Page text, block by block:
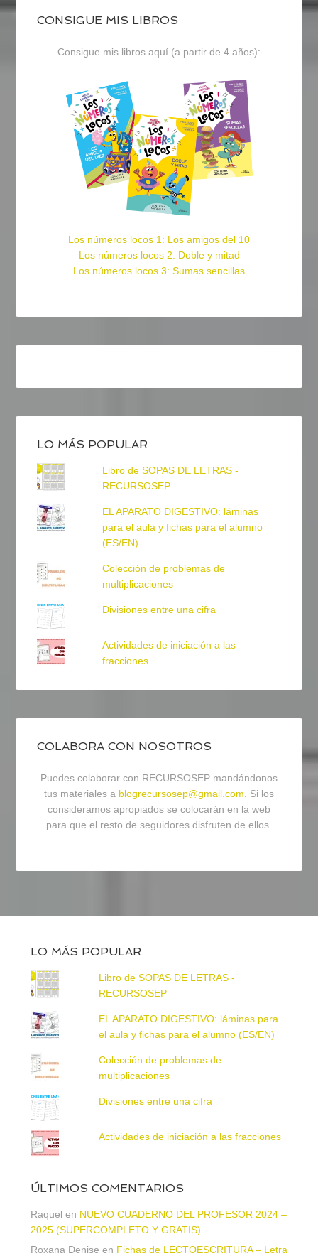
CONSIGUE MIS LIBROS
Consigue mis libros aquí (a partir de 4 años):
Los números locos 1: Los amigos del 10
Los números locos 2: Doble y mitad
Los números locos 3: Sumas sencillas
LO MÁS POPULAR
Libro de SOPAS DE LETRAS -
RECURSOSEP
EL APARATO DIGESTIVO: láminas
para el aula y fichas para el alumno
(ES/EN)
Colección de problemas de
multiplicaciones
Divisiones entre una cifra
Actividades de iniciación a las
fracciones
COLABORA CON NOSOTROS
Puedes colaborar con RECURSOSEP mandándonos
tus materiales a blogrecursosep@gmail.com. Si los
consideramos apropiados se colocarán en la web
para que el resto de seguidores disfruten de ellos.
LO MÁS POPULAR
Libro de SOPAS DE LETRAS -
RECURSOSEP
EL APARATO DIGESTIVO: láminas para
el aula y fichas para el alumno (ES/EN)
Colección de problemas de
multiplicaciones
Divisiones entre una cifra
Actividades de iniciación a las fracciones
ÚLTIMOS COMENTARIOS
Raquel en NUEVO CUADERNO DEL PROFESOR 2024 –
2025 (SUPERCOMPLETO Y GRATIS)
Roxana Denise en Fichas de LECTOESCRITURA – Letra